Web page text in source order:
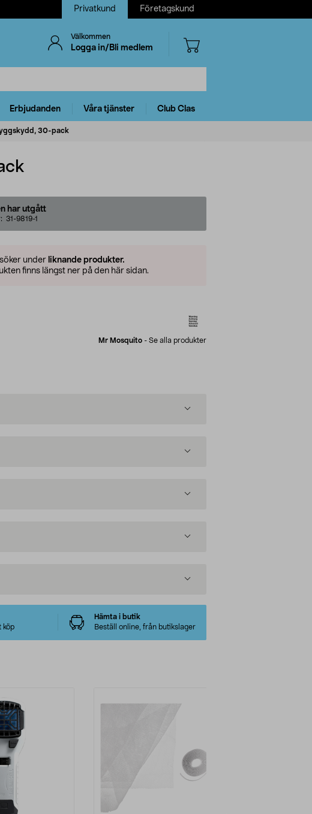
Privatkund Företagskund
Välkommen
Logga in/Bli medlem
Erbjudanden Våra tjänster Club Clas
30-pack
har utgått
31-9819-1
under liknande produkter.
finns längst ner på den här sidan.
Mr Mosquito - Se alla produkter
köp
Hämta i butik
Beställ online, från butikslager